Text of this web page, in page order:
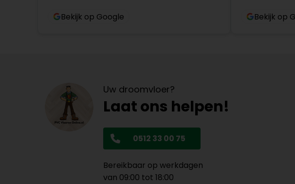
Bekijk op Google Bekijk op
Uw droomvloer?
Laat ons helpen!
0512 33 00 75
Bereikbaar op werkdagen
van 09:00 tot 18:00